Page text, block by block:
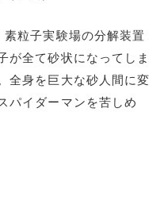
素粒子実験場の分解装置
が全て砂状になってしま
全身を巨大な砂人間に変
パイダーマンを苦しめ